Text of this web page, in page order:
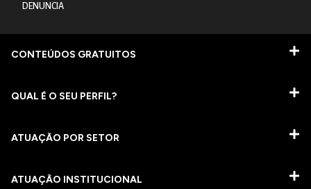
DENUNCIA
CONTEÚDOS GRATUITOS
QUAL É O SEU PERFIL?
ATUAÇÃO POR SETOR
ATUAÇÃO INSTITUCIONAL